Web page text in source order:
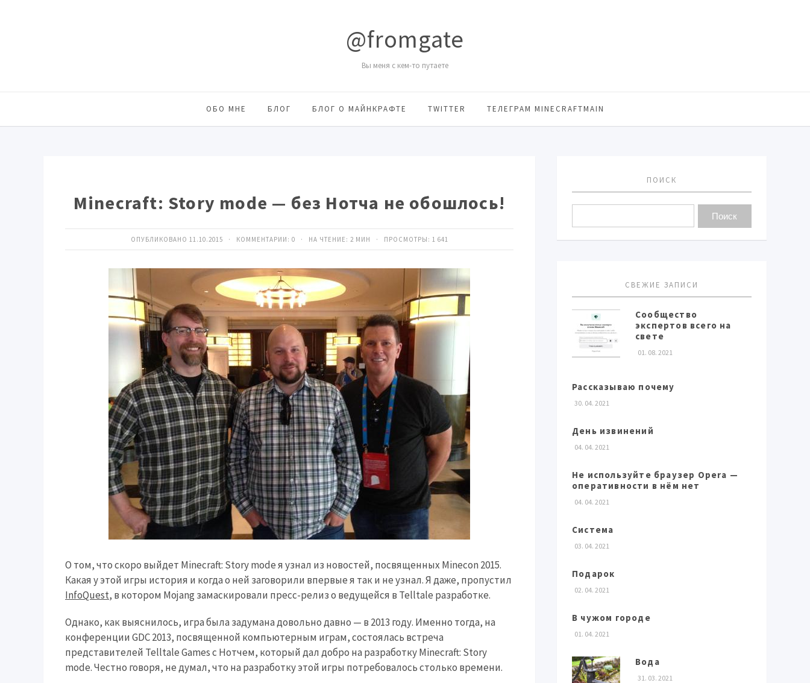
@fromgate
Вы меня с кем-то путаете
ОБО МНЕ БЛОГ БЛОГ О МАЙНКРАФТЕ TWITTER ТЕЛЕГРАМ MINECRAFTMAIN
Minecraft: Story mode — без Нотча не обошлось!
ОПУБЛИКОВАНО 11.10.2015 · КОММЕНТАРИИ: 0 · НА ЧТЕНИЕ: 2 МИН · ПРОСМОТРЫ: 1 641
О том, что скоро выйдет Minecraft: Story mode я узнал из новостей, посвященных Minecon 2015.
Какая у этой игры история и когда о ней заговорили впервые я так и не узнал. Я даже, пропустил
InfoQuest, в котором Mojang замаскировали пресс-релиз о ведущейся в Telltale разработке.
Однако, как выяснилось, игра была задумана довольно давно — в 2013 году. Именно тогда, на
конференции GDC 2013, посвященной компьютерным играм, состоялась встреча
представителей Telltale Games с Нотчем, который дал добро на разработку Minecraft: Story
mode. Честно говоря, не думал, что на разработку этой игры потребовалось столько времени.
ПОИСК
СВЕЖИЕ ЗАПИСИ
Сообщество
экспертов всего на
свете
01. 08. 2021
Рассказываю почему
30. 04. 2021
День извинений
04. 04. 2021
Не используйте браузер Opera —
оперативности в нём нет
04. 04. 2021
Система
03. 04. 2021
Подарок
02. 04. 2021
В чужом городе
01. 04. 2021
Вода
31. 03. 2021